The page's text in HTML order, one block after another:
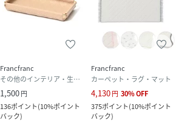
Francfranc
その他のインテリア・生活雑貨
1,500円
136ポイント(10%ポイント
バック)
Francfranc
カーペット・ラグ・マット
4,130円 30%OFF
375ポイント(10%ポイント
バック)